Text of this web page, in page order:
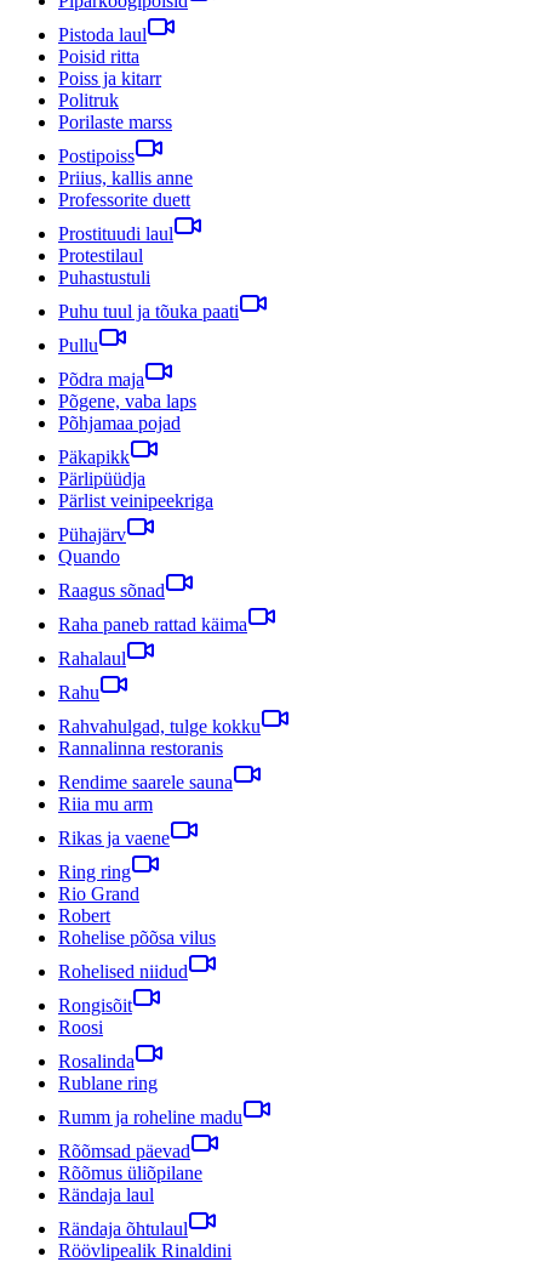
Pistoda laul
Poisid ritta
Poiss ja kitarr
Politruk
Porilaste marss
Postipoiss
Priius, kallis anne
Professorite duett
Prostituudi laul
Protestilaul
Puhastustuli
Puhu tuul ja tõuka paati
Pullu
Põdra maja
Põgene, vaba laps
Põhjamaa pojad
Päkapikk
Pärlipüüdja
Pärlist veinipeekriga
Pühajärv
Quando
Raagus sõnad
Raha paneb rattad käima
Rahalaul
Rahu
Rahvahulgad, tulge kokku
Rannalinna restoranis
Rendime saarele sauna
Riia mu arm
Rikas ja vaene
Ring ring
Rio Grand
Robert
Rohelise põõsa vilus
Rohelised niidud
Rongisõit
Roosi
Rosalinda
Rublane ring
Rumm ja roheline madu
Rõõmsad päevad
Rõõmus üliõpilane
Rändaja laul
Rändaja õhtulaul
Röövlipealik Rinaldini